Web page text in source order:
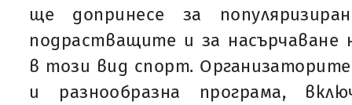
ще допринесе за
подрастващите и за насърчаване
в този вид спорт.
и разнообразна програма,